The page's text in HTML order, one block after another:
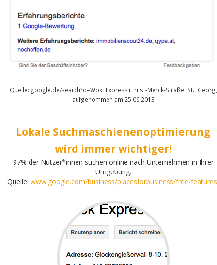
Quelle: google.de/search?q=Wok+Express+Ernst-Merck-Straße+St.+Georg,
aufgenommen am 25.09.2013
Lokale Suchmaschienenoptimierung
wird immer wichtiger!
97% der Nutzer*innen suchen online nach Unternehmen in Ihrer
Umgebung.
Quelle: www.google.com/business/placesforbusiness/free-